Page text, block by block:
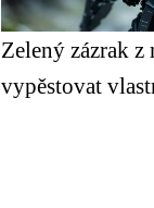
Zelený zázrak z
vypěstovat